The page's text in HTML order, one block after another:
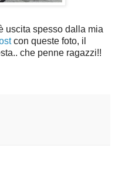
uscita spesso dalla mia
con queste foto, il
che penne ragazzi!!